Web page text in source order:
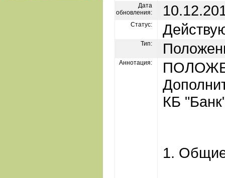
Дата
обновления:
Статус:
Тип:
Аннотация:
КБ
1.